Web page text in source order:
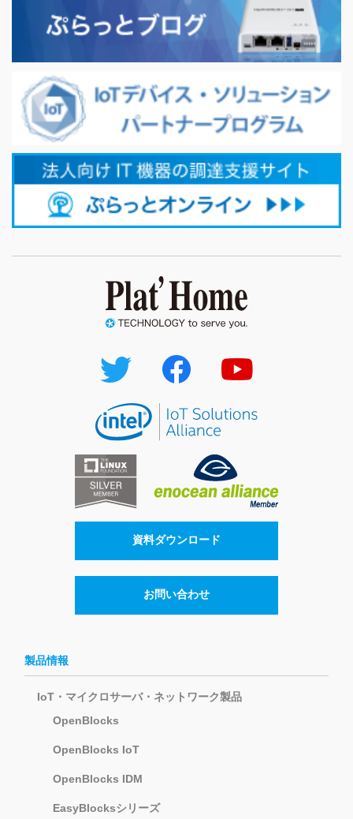
資料ダウンロード
お問い合わせ
製品情報
IoT・マイクロサーバ・ネットワーク製品
OpenBlocks
OpenBlocks IoT
OpenBlocks IDM
EasyBlocksシリーズ